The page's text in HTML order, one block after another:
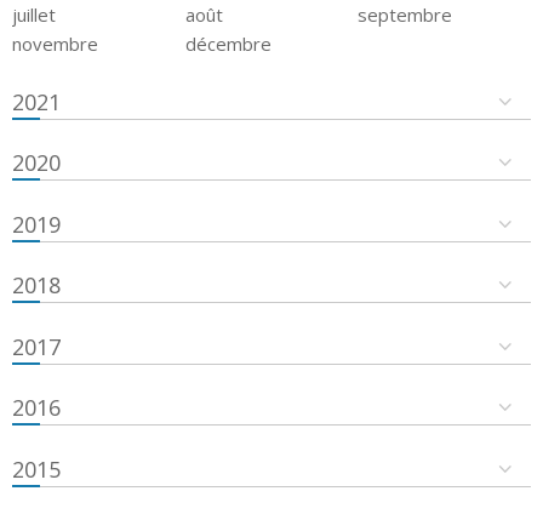
juillet
août
septembre
novembre
décembre
2021
2020
2019
2018
2017
2016
2015